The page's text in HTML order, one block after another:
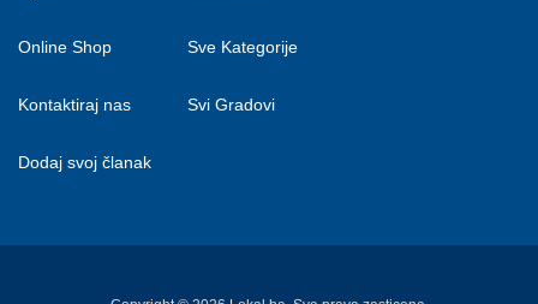
Online Shop
Kontaktiraj nas
Dodaj svoj članak
Sve Kategorije
Svi Gradovi